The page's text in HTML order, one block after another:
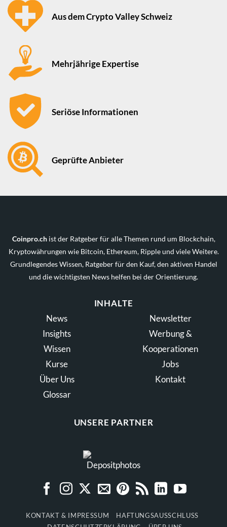
Aus dem Crypto Valley Schweiz
Mehrjährige Expertise
Seriöse Informationen
Geprüfte Anbieter
Coinpro.chist der Ratgeber für alle Themen rund um Blockchain,
Kryptowährungen wie Bitcoin, Ethereum, Ripple und viele Weitere.
Grundlegendes Wissen, Ratgeber für den Kauf, den aktiven Handel
und die wichtigsten News helfen bei der Orientierung.
INHALTE
News
Insights
Wissen
Kurse
Über Uns
Glossar
Newsletter
Werbung &
Kooperationen
Jobs
Kontakt
UNSERE PARTNER
KONTAKT & IMPRESSUM
HAFTUNGSAUSSCHLUSS